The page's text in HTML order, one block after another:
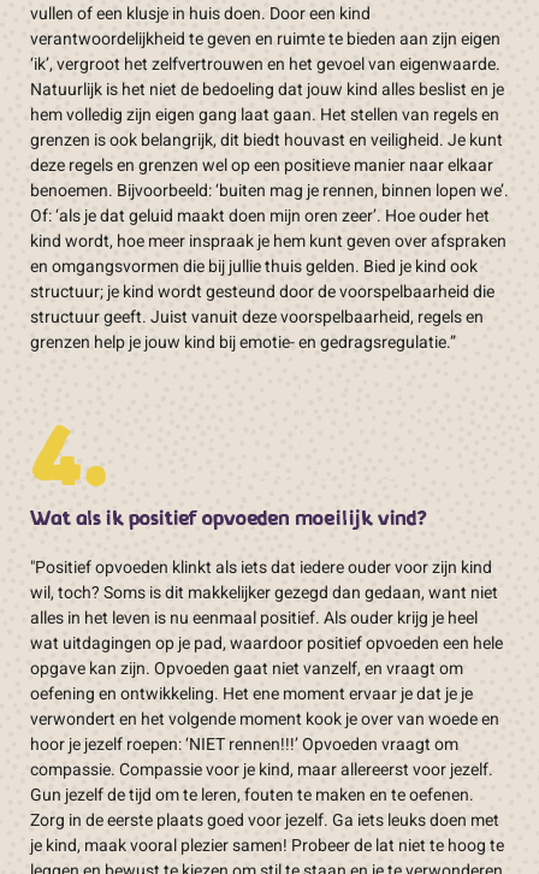
vullen of een klusje in huis doen. Door een kind
verantwoordelijkheid te geven en ruimte te bieden aan zijn eigen
‘ik’, vergroot het zelfvertrouwen en het gevoel van eigenwaarde.
Natuurlijk is het niet de bedoeling dat jouw kind alles beslist en je
hem volledig zijn eigen gang laat gaan. Het stellen van regels en
grenzen is ook belangrijk, dit biedt houvast en veiligheid. Je kunt
deze regels en grenzen wel op een positieve manier naar elkaar
benoemen. Bijvoorbeeld: ‘buiten mag je rennen, binnen lopen we’.
Of: ‘als je dat geluid maakt doen mijn oren zeer’. Hoe ouder het
kind wordt, hoe meer inspraak je hem kunt geven over afspraken
en omgangsvormen die bij jullie thuis gelden. Bied je kind ook
structuur; je kind wordt gesteund door de voorspelbaarheid die
structuur geeft. Juist vanuit deze voorspelbaarheid, regels en
grenzen help je jouw kind bij emotie- en gedragsregulatie.”
4.
Wat als ik positief opvoeden moeilijk vind?
"Positief opvoeden klinkt als iets dat iedere ouder voor zijn kind
wil, toch? Soms is dit makkelijker gezegd dan gedaan, want niet
alles in het leven is nu eenmaal positief. Als ouder krijg je heel
wat uitdagingen op je pad, waardoor positief opvoeden een hele
opgave kan zijn. Opvoeden gaat niet vanzelf, en vraagt om
oefening en ontwikkeling. Het ene moment ervaar je dat je je
verwondert en het volgende moment kook je over van woede en
hoor je jezelf roepen: ‘NIET rennen!!!’ Opvoeden vraagt om
compassie. Compassie voor je kind, maar allereerst voor jezelf.
Gun jezelf de tijd om te leren, fouten te maken en te oefenen.
Zorg in de eerste plaats goed voor jezelf. Ga iets leuks doen met
je kind, maak vooral plezier samen! Probeer de lat niet te hoog te
leggen en bewust te kiezen om stil te staan en je te verwonderen